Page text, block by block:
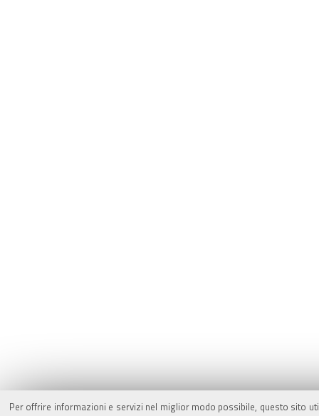
Per offrire informazioni e servizi nel miglior modo possibile, questo sito